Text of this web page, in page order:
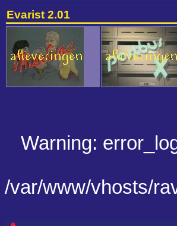
Evarist 2.01
Warning:
/var/www/vhosts/